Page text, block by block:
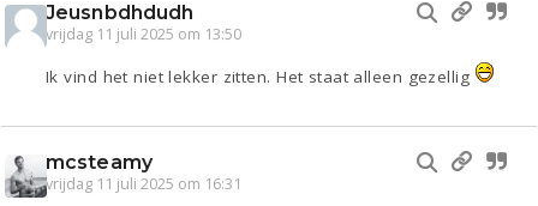
Jeusnbdhdudh
vrijdag 11 juli 2025 om 13:50
Ik vind het niet lekker zitten. Het staat alleen gezellig
mcsteamy
vrijdag 11 juli 2025 om 16:31